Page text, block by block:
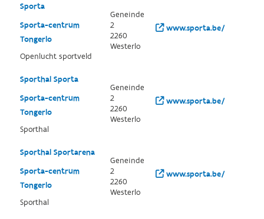
Sporta
Sporta-centrum
Tongerlo
Openlucht sportveld
Geneinde
2
2260
Westerlo
www.sporta.be/
Sporthal Sporta
Sporta-centrum
Tongerlo
Sporthal
Geneinde
2
2260
Westerlo
www.sporta.be/
Sporthal Sportarena
Sporta-centrum
Tongerlo
Sporthal
Geneinde
2
2260
Westerlo
www.sporta.be/